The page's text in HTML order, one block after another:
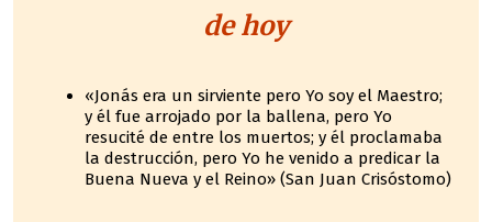
de hoy
«Jonás era un sirviente pero Yo soy el Maestro;
y él fue arrojado por la ballena, pero Yo
resucité de entre los muertos; y él proclamaba
la destrucción, pero Yo he venido a predicar la
Buena Nueva y el Reino» (San Juan Crisóstomo)